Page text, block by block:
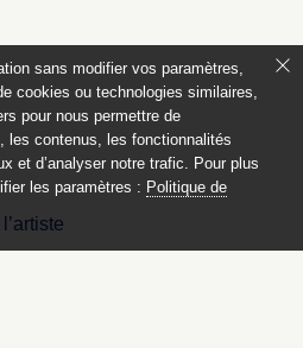
sans modifier vos paramètres,
cookies ou technologies similaires,
pour nous permettre de
les contenus, les fonctionnalités
et d’analyser notre trafic. Pour plus
les paramètres : Politique de